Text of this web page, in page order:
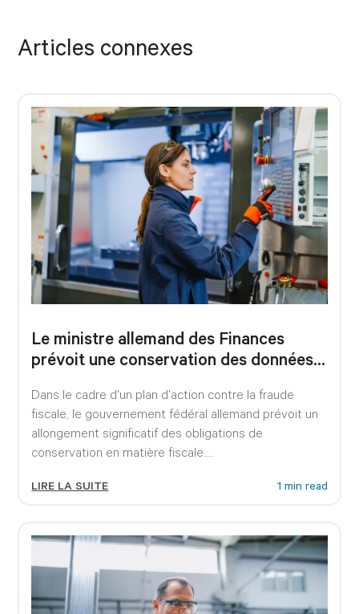
Articles connexes
Le ministre allemand des Finances
prévoit une conservation des données
Dans le cadre d'un plan d'action contre la fraude
fiscale, le gouvernement fédéral allemand prévoit un
allongement significatif des obligations de
conservation en matière fiscale....
LIRE LA SUITE 1 min read